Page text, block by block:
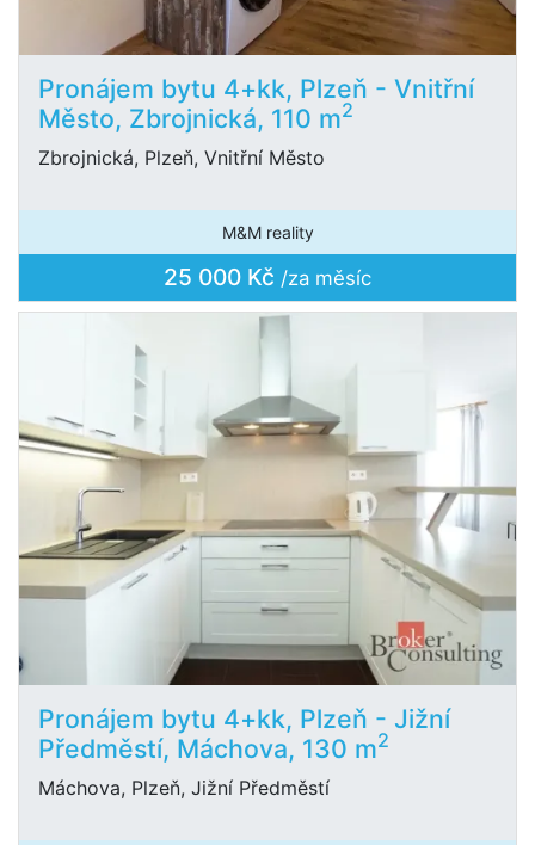
Pronájem bytu 4+kk, Plzeň - Vnitřní
Město, Zbrojnická, 110 m2
Zbrojnická, Plzeň, Vnitřní Město
M&M reality
25 000 Kč /za měsíc
Pronájem bytu 4+kk, Plzeň - Jižní
Předměstí, Máchova, 130 m2
Máchova, Plzeň, Jižní Předměstí